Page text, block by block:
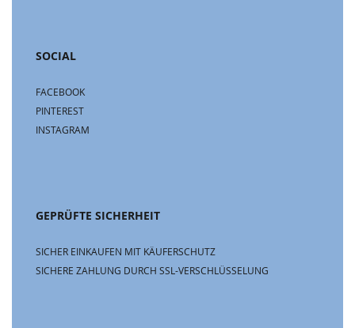
SOCIAL
FACEBOOK
PINTEREST
INSTAGRAM
GEPRÜFTE SICHERHEIT
SICHER EINKAUFEN MIT KÄUFERSCHUTZ
SICHERE ZAHLUNG DURCH SSL-VERSCHLÜSSELUNG